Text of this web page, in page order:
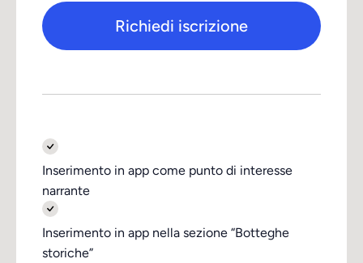
Richiedi iscrizione
Inserimento in app come punto di interesse
narrante
Inserimento in app nella sezione “Botteghe
storiche”